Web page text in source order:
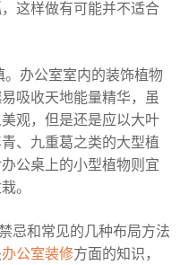
这样做有可能并不适合
办公室室内的装饰植物
吸收天地能量精华，虽
观，但是还是应以大叶
、九重葛之类的大型植
公桌上的小型植物则宜
。
忌和常见的几种布局方法
办公室装修方面的知识，